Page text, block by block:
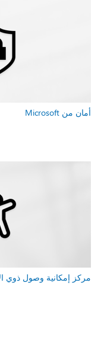
أمان من Microsoft
مركز إمكانية وصول ذوي